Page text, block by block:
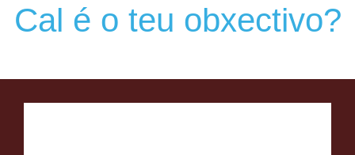
Cal é o teu obxectivo?